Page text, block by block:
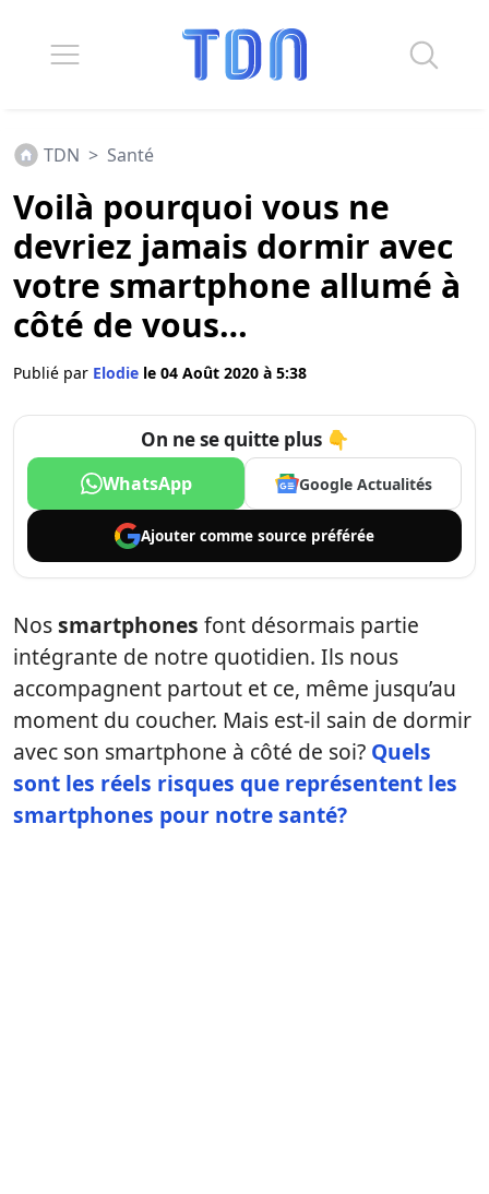
TDN > Santé
Voilà pourquoi vous ne
devriez jamais dormir avec
votre smartphone allumé à
côté de vous…
Publié par Elodie le 04 Août 2020 à 5:38
On ne se quitte plus 👇
WhatsApp Google Actualités
Ajouter comme source préférée
Nossmartphones font désormais partie
intégrante de notre quotidien. Ils nous
accompagnent partout et ce, même jusqu’au
moment du coucher. Mais est-il sain de dormir
avec son smartphone à côté de soi? Quels
sont les réels risques que représentent les
smartphones pour notre santé?